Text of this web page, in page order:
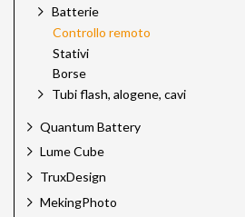
Batterie
Controllo remoto
Stativi
Borse
Tubi flash, alogene, cavi
Quantum Battery
Lume Cube
TruxDesign
MekingPhoto